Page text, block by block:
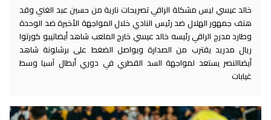
خالد عيسي ليس مشكلة الراقي تصريحات نارية من حسين عبد الغني وقد
هتف جمهور الهلال ضد رئيس النادي خلال المواجهة الأخيرة ضد الوحدة
وطارد مدرج الراقي رئيسه خالد عيسي خارج الملعب شاهد أيضاتيبو كورتوا
ريال مدريد يقترب من الصدارة ويواصل الضغط على برشلونة شاهد
أيضاالنصر يستعد لمواجهة السد القطري في دوري أبطال آسيا وسط
غيابات